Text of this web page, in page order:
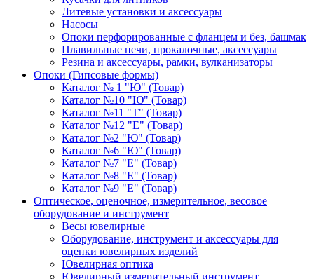
Литевые установки и аксессуары
Насосы
Опоки перфорированные с фланцем и без, башмак
Плавильные печи, прокалочные, аксессуары
Резина и аксессуары, рамки, вулканизаторы
Опоки (Гипсовые формы)
Каталог № 1 "Ю" (Товар)
Каталог №10 "Ю" (Товар)
Каталог №11 "Т" (Товар)
Каталог №12 "Е" (Товар)
Каталог №2 "Ю" (Товар)
Каталог №6 "Ю" (Товар)
Каталог №7 "Е" (Товар)
Каталог №8 "Е" (Товар)
Каталог №9 "Е" (Товар)
Оптическое, оценочное, измерительное, весовое
оборудование и инструмент
Весы ювелирные
Оборудование, инструмент и аксессуары для
оценки ювелирных изделий
Ювелирная оптика
Ювелирный измерительный инструмент